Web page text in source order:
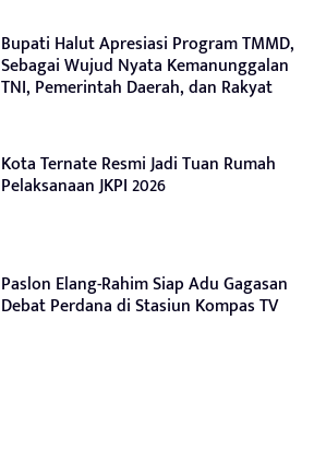
Bupati Halut Apresiasi Program TMMD,
Sebagai Wujud Nyata Kemanunggalan
TNI, Pemerintah Daerah, dan Rakyat
Kota Ternate Resmi Jadi Tuan Rumah
Pelaksanaan JKPI 2026
Paslon Elang-Rahim Siap Adu Gagasan
Debat Perdana di Stasiun Kompas TV